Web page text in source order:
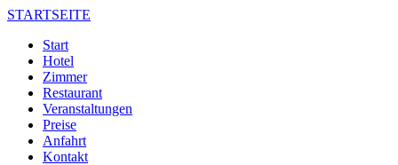
STARTSEITE
Start
Hotel
Zimmer
Restaurant
Veranstaltungen
Preise
Anfahrt
Kontakt